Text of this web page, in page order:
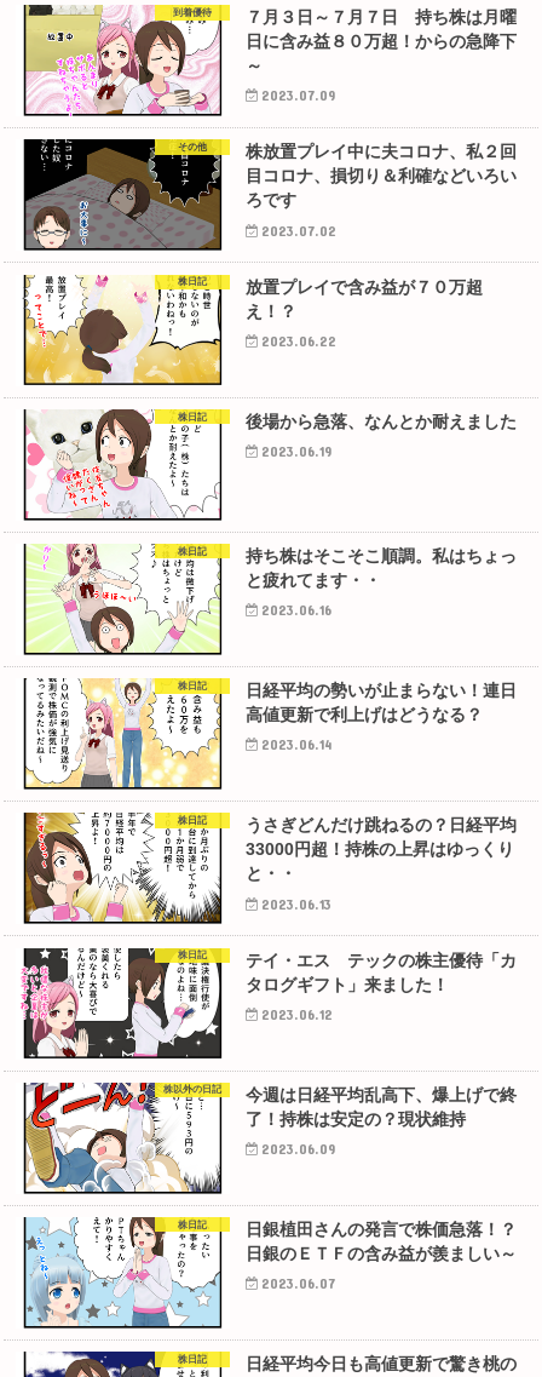
到着優待
７月３日～７月７日 持ち株は月曜
日に含み益８０万超！からの急降下
～
2023.07.09
その他
株放置プレイ中に夫コロナ、私２回
目コロナ、損切り＆利確などいろい
ろです
2023.07.02
株日記
放置プレイで含み益が７０万超
え！？
2023.06.22
株日記 後場から急落、なんとか耐えました
2023.06.19
株日記
持ち株はそこそこ順調。私はちょっ
と疲れてます・・
2023.06.16
株日記
日経平均の勢いが止まらない！連日
高値更新で利上げはどうなる？
2023.06.14
株日記
うさぎどんだけ跳ねるの？日経平均
33000円超！持株の上昇はゆっくり
と・・
2023.06.13
株日記
テイ・エス テックの株主優待「カ
タログギフト」来ました！
2023.06.12
株以外の日記
今週は日経平均乱高下、爆上げで終
了！持株は安定の？現状維持
2023.06.09
株日記
日銀植田さんの発言で株価急落！？
日銀のＥＴＦの含み益が羨ましい～
2023.06.07
株日記
日経平均今日も高値更新で驚き桃の